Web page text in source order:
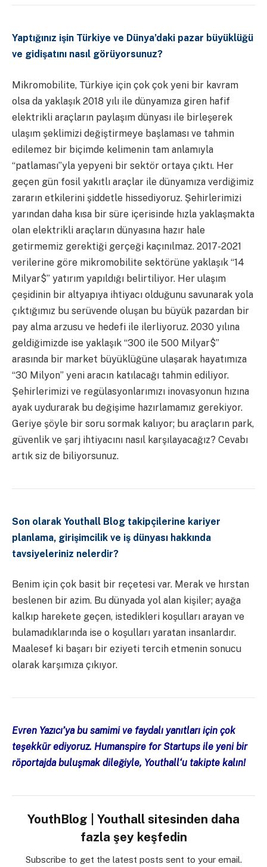
Yaptığınız işin Türkiye ve Dünya’daki pazar büyüklüğü
ve gidişatını nasıl görüyorsunuz?
Mikromobilite, Türkiye için çok çok yeni bir kavram
olsa da yaklaşık 2018 yılı ile dünyamıza giren hafif
elektrikli araçların paylaşım dünyası ile birleşerek
ulaşım şeklimizi değiştirmeye başlaması ve tahmin
edilemez bir biçimde kelimenin tam anlamıyla
“patlaması”yla yepyeni bir sektör ortaya çıktı. Her
geçen gün fosil yakıtlı araçlar ile dünyamıza verdiğimiz
zararın etkilerini şiddetle hissediyoruz. Şehirlerimizi
yarından daha kısa bir süre içerisinde hızla yaklaşmakta
olan elektrikli araçların dünyasına hazır hale
getirmemiz gerektiği gerçeği kaçınılmaz. 2017-2021
verilerine göre mikromobilite sektörüne yaklaşık “14
Milyar$” yatırım yapıldığı belirtiliyor. Her ulaşım
çeşidinin bir altyapıya ihtiyacı olduğunu savunarak yola
çıktığımız bu serüvende oluşan bu büyük pazardan bir
pay alma arzusu ve hedefi ile ilerliyoruz. 2030 yılına
geldiğimizde ise yaklaşık “300 ile 500 Milyar$”
arasında bir market büyüklüğüne ulaşarak hayatımıza
“30 Milyon” yeni aracın katılacağı tahmin ediliyor.
Şehirlerimizi ve regülasyonlarımızı inovasyonun hızına
ayak uydurarak bu değişime hazırlamamız gerekiyor.
Geriye şöyle bir soru sormak kalıyor; bu araçların park,
güvenlik ve şarj ihtiyacını nasıl karşılayacağız? Cevabı
artık siz de biliyorsunuz.
Son olarak Youthall Blog takipçilerine kariyer
planlama, girişimcilik ve iş dünyası hakkında
tavsiyeleriniz nelerdir?
Benim için çok basit bir reçetesi var. Merak ve hırstan
beslenen bir azim. Bu dünyada yol alan kişiler; ayağa
kalkıp harekete geçen, istedikleri koşulları arayan ve
bulamadıklarında ise o koşulları yaratan insanlardır.
Maalesef ki başarı bir eziyeti tercih etmenin sonucu
olarak karşımıza çıkıyor.
Evren Yazıcı’ya bu samimi ve faydalı yanıtları için çok
teşekkür ediyoruz. Humanspire for Startups ile yeni bir
röportajda buluşmak dileğiyle, Youthall‘u takipte kalın!
YouthBlog | Youthall sitesinden daha
fazla şey keşfedin
Subscribe to get the latest posts sent to your email.